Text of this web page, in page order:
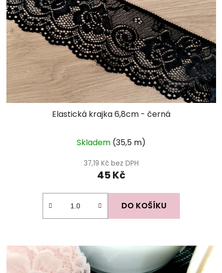
Elastická krajka 6,8cm - černá
Skladem (35,5 m)
37,19 Kč bez DPH
45 Kč
DO KOŠÍKU